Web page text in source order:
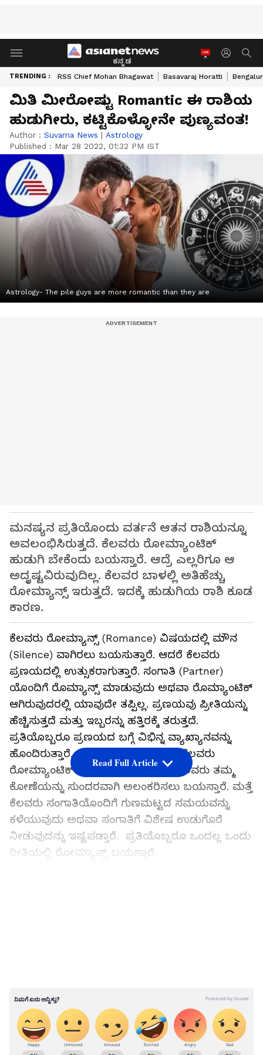
ಕನ್ನಡ
TRENDING : RSS Chief Mohan Bhagawat Basavaraj Horatti
ಮಿತಿ ಮೀರೋಷ್ಟು Romantic ಈ ರಾಶಿಯ
ಹುಡುಗೀರು, ಕಟ್ಟಿಕೊಳ್ಳೋನೇ ಪುಣ್ಯವಂತ!
Author : Suvarna News | Astrology
Published : Mar 28 2022, 01:32 PM IST
Astrology- The pile guys are more romantic than they are
ಮನಷ್ಯನ ಪ್ರತಿಯೊಂದು ವರ್ತನೆ ಆತನ ರಾಶಿಯನ್ನೂ
ಅವಲಂಭಿಸಿರುತ್ತದೆ. ಕೆಲವರು ರೋಮ್ಯಾಂಟಿಕ್
ಹುಡುಗಿ ಬೇಕೆಂದು ಬಯಸ್ತಾರೆ. ಆದ್ರೆ ಎಲ್ಲರಿಗೂ ಆ
ಅದೃಷ್ಟವಿರುವುದಿಲ್ಲ. ಕೆಲವರ ಬಾಳಲ್ಲಿ ಅತಿಹೆಚ್ಚು
ರೋಮ್ಯಾನ್ಸ್ ಇರುತ್ತದೆ. ಇದಕ್ಕೆ ಹುಡುಗಿಯ ರಾಶಿ ಕೂಡ
ಕಾರಣ.
ಕೆಲವರು ರೋಮ್ಯಾನ್ಸ್ (Romance) ವಿಷಯದಲ್ಲಿ ಮೌನ
(Silence) ವಾಗಿರಲು ಬಯಸುತ್ತಾರೆ. ಆದರೆ ಕೆಲವರು
ಪ್ರಣಯದಲ್ಲಿ ಉತ್ಸುಕರಾಗುತ್ತಾರೆ. ಸಂಗಾತಿ (Partner)
ಯೊಂದಿಗೆ ರೊಮ್ಯಾನ್ಸ್ ಮಾಡುವುದು ಅಥವಾ ರೊಮ್ಯಾಂಟಿಕ್
ಆಗಿರುವುದರಲ್ಲಿ ಯಾವುದೇ ತಪ್ಪಿಲ್ಲ. ಪ್ರಣಯವು ಪ್ರೀತಿಯನ್ನು
ಹೆಚ್ಚಿಸುತ್ತದೆ ಮತ್ತು ಇಬ್ಬರನ್ನು ಹತ್ತಿರಕ್ಕೆ ತರುತ್ತದೆ.
ಪ್ರತಿಯೊಬ್ಬರೂ ಪ್ರಣಯದ ಬಗ್ಗೆ ವಿಭಿನ್ನ ವ್ಯಾಖ್ಯಾನವನ್ನು
ಹೊಂದಿರುತ್ತಾರೆ. ಇದರಲ್ಲಿ ಅಚ್ಚರಿಯೇನಿಲ್ಲ. ಕೆಲವರು
ರೋಮ್ಯಾಂಟಿಕ್ ಡಿನ್ನರ್ ಬಯಸಿದ್ರೆ ಮತ್ತೆ ಕೆಲವರು ತಮ್ಮ
ಕೋಣೆಯನ್ನು ಸುಂದರವಾಗಿ ಅಲಂಕರಿಸಲು ಬಯಸ್ತಾರೆ. ಮತ್ತೆ
ಕೆಲವರು ಸಂಗಾತಿಯೊಂದಿಗೆ ಗುಣಮಟ್ಟದ ಸಮಯವನ್ನು
ಕಳೆಯುವುದು ಅಥವಾ ಸಂಗಾತಿಗೆ ವಿಶೇಷ ಉಡುಗೊರೆ
ನೀಡುವುದನ್ನು ಇಷ್ಟಪಡ್ತಾರೆ. ಪ್ರತಿಯೊಬ್ಬರೂ ಒಂದಲ್ಲ ಒಂದು
ರೀತಿಯಲ್ಲಿ ರೋಮ್ಯಾನ್ಸ್ ಬಯಸ್ತಾರೆ.
ಸಿಕ್ಕಿದ್ರೆ ಹುಡುಗರಿಗೆ ಲಾಟರಿ ಹೊಡೆದಂತೆ. ಜ್ಯೋತಿಷ್ಯದ
ಪ್ರಕಾರ ಯಾವ ರಾಶಿಯ ಹುಡುಗಿಯರು ಹೆಚ್ಚು
ರೋಮ್ಯಾಂಟಿಕ್ ಎಂದು ಇಂದು ತಿಳಿಯೋಣ.
Read Full Article
ABOUT THE AUTHOR